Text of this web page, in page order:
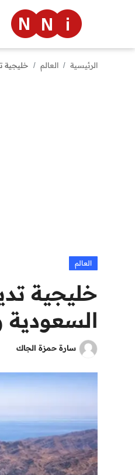
منوعات
الرئيسية العالم خليجية
العالم
خليجية
السعودية
سارة حمزة الجاك